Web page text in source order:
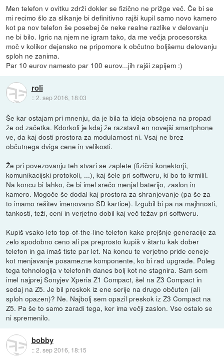
Men telefon v ovitku zdrži dokler se fizično ne prižge več. Če bi se
mi recimo šlo za slikanje bi definitivno rajši kupil samo novo kamero
kot pa nov telefon še posebej če neke realne razlike v delovanju
ne bi bilo. Igric na njem ne igram tako, da me večja procesorska
moč v kolikor dejansko ne pripomore k občutno boljšemu delovanju
sploh ne zanima.
Par 10 eurov namesto par 100 eurov...jih rajši zapijem :)
roli
::2. sep 2016, 18:03
Še kar ostajam pri mnenju, da je bila ta ideja obsojena na propad
že od začetka. Kdorkoli je kdaj že razstavil en novejši smartphone
ve, da kaj dosti prostora za modularnost ni. Vsaj ne brez
občutnega dviga cene in velikosti.
Že pri povezovanju teh stvari se zaplete (fizični konektorji,
komunikacijski protokoli, ...), kaj šele pri softweru, ki bo to krmilil.
Na koncu bi lahko, če bi imel srečo menjal baterijo, zaslon in
kamero. Mogoče še dodal kaj prostora za shranjevanje (pa še za
to imamo rešitev imenovano SD kartice). Izgubil bi pa na majhnosti,
tankosti, teži, ceni in verjetno dobil kaj več težav pri softweru.
Kupiš vsako leto top-of-the-line telefon kake prejšnje generacije za
zelo spodobno ceno ali pa preprosto kupiš v štartu kak dober
telefon in ga imaš tiste par let. Na koncu te verjetno pride ceneje
kot menjavanje posamezne komponente, ko bi rad upgrade. Poleg
tega tehnologija v telefonih danes bolj kot ne stagnira. Sam sem
imel najprej Sonyjev Xperia Z1 Compact, šel na Z3 Compact in
sedaj na Z5. Je bil preskok iz ene serije na drugo občuten (ali
sploh opazen)? Ne. Najbolj sem opazil preskok iz Z3 Compact na
Z5. Pa še to samo zaradi tega, ker ima večji zaslon. Vse ostalo se
ni spremenilo.
bobby
::2. sep 2016, 18:15